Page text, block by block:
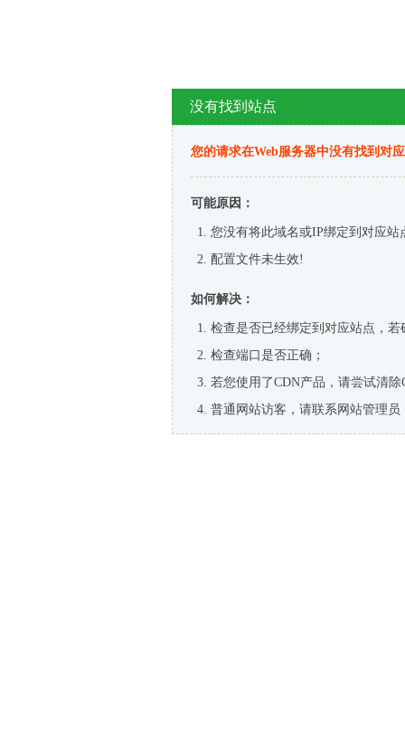
没有找到站点
您的请求在Web服务器中没有找到对
可能原因：
您没有将此域名或IP绑定到对应站
配置文件未生效!
如何解决：
检查是否已经绑定到对应站点，
检查端口是否正确；
若您使用了CDN产品，请尝试清除
普通网站访客，请联系网站管理员